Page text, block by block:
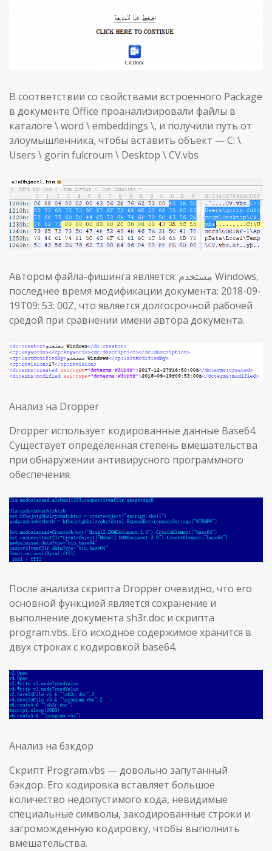
В соответствии со свойствами встроенного Package
в документе Office проанализировали файлы в
каталоге \ word \ embeddings \, и получили путь от
злоумышленника, чтобы вставить объект — C: \
Users \ gorin fulcroum \ Desktop \ CV.vbs
Автором файла-фишинга является: مستخدم Windows,
последнее время модификации документа: 2018-09-
19T09: 53: 00Z, что является долгосрочной рабочей
средой при сравнении имени автора документа.
Анализ на Dropper
Dropper использует кодированные данные Base64.
Существует определенная степень вмешательства
при обнаружении антивирусного программного
обеспечения.
После анализа скрипта Dropper очевидно, что его
основной функцией является сохранение и
выполнение документа sh3r.doc и скрипта
program.vbs. Его исходное содержимое хранится в
двух строках с кодировкой base64.
Анализ на бэкдор
Скрипт Program.vbs — довольно запутанный
бэкдор. Его кодировка вставляет большое
количество недопустимого кода, невидимые
специальные символы, закодированные строки и
загроможденную кодировку, чтобы выполнить
вмешательства.